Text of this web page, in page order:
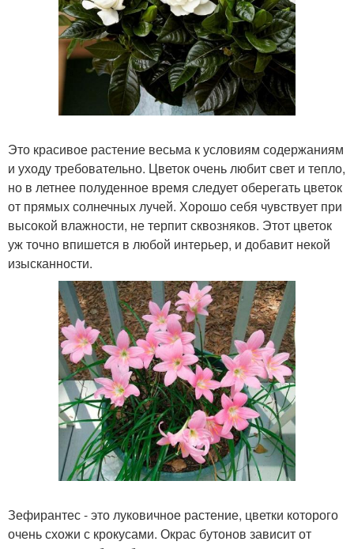
Это красивое растение весьма к условиям содержаниям
и уходу требовательно. Цветок очень любит свет и тепло,
но в летнее полуденное время следует оберегать цветок
от прямых солнечных лучей. Хорошо себя чувствует при
высокой влажности, не терпит сквозняков. Этот цветок
уж точно впишется в любой интерьер, и добавит некой
изысканности.
Зефирантес - это луковичное растение, цветки которого
очень схожи с крокусами. Окрас бутонов зависит от